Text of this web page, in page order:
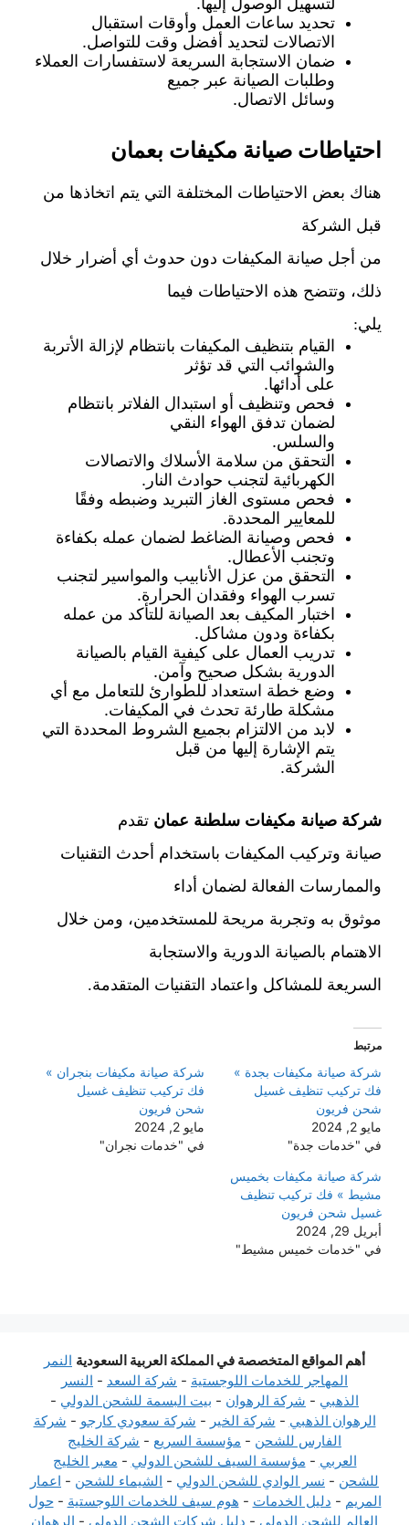
تحديد ساعات العمل وأوقات استقبال
الاتصالات لتحديد أفضل وقت للتواصل.
ضمان الاستجابة السريعة لاستفسارات العملاء
وطلبات الصيانة عبر جميع
وسائل الاتصال.
احتياطات صيانة مكيفات بعمان
هناك بعض الاحتياطات المختلفة التي يتم اتخاذها من
قبل الشركة
من أجل صيانة المكيفات دون حدوث أي أضرار خلال
ذلك، وتتضح هذه الاحتياطات فيما
يلي:
القيام بتنظيف المكيفات بانتظام لإزالة الأتربة
والشوائب التي قد تؤثر
على أدائها.
فحص وتنظيف أو استبدال الفلاتر بانتظام
لضمان تدفق الهواء النقي
والسلس.
التحقق من سلامة الأسلاك والاتصالات
الكهربائية لتجنب حوادث النار.
فحص مستوى الغاز التبريد وضبطه وفقًا
للمعايير المحددة.
فحص وصيانة الضاغط لضمان عمله بكفاءة
وتجنب الأعطال.
التحقق من عزل الأنابيب والمواسير لتجنب
تسرب الهواء وفقدان الحرارة.
اختبار المكيف بعد الصيانة للتأكد من عمله
بكفاءة ودون مشاكل.
تدريب العمال على كيفية القيام بالصيانة
الدورية بشكل صحيح وآمن.
وضع خطة استعداد للطوارئ للتعامل مع أي
مشكلة طارئة تحدث في المكيفات.
لابد من الالتزام بجميع الشروط المحددة التي
يتم الإشارة إليها من قبل
الشركة.
شركة صيانة مكيفات سلطنة عمانتقدم
صيانة وتركيب المكيفات باستخدام أحدث التقنيات
والممارسات الفعالة لضمان أداء
موثوق به وتجربة مريحة للمستخدمين، ومن خلال
الاهتمام بالصيانة الدورية والاستجابة
السريعة للمشاكل واعتماد التقنيات المتقدمة.
مرتبط
شركة صيانة مكيفات بجدة »
فك تركيب تنظيف غسيل
شحن فريون
مايو 2, 2024
في "خدمات جدة"
شركة صيانة مكيفات بنجران »
فك تركيب تنظيف غسيل
شحن فريون
مايو 2, 2024
في "خدمات نجران"
شركة صيانة مكيفات بخميس
مشيط » فك تركيب تنظيف
غسيل شحن فريون
أبريل 29, 2024
في "خدمات خميس مشيط"
أهم المواقع المتخصصة في المملكة العربية السعودية النمر
المهاجر للخدمات اللوجستية-شركة السعد-النسر
الذهبي -شركة الرهوان-بيت البسمة للشحن الدولي -
الرهوان الذهبي -شركة الخير-شركة سعودي كارجو-شركة
الفارس للشحن-مؤسسة السريع-شركة الخليج
العربي -مؤسسة السيف للشحن الدولي -معبر الخليج
للشحن-نسر الوادي للشحن الدولي -الشيماء للشحن-اعمار
المريم-دليل الخدمات-هوم سيف للخدمات اللوجستية-حول
العالم للشحن الدولي -دليل شركات الشحن الدولي -الرهوان